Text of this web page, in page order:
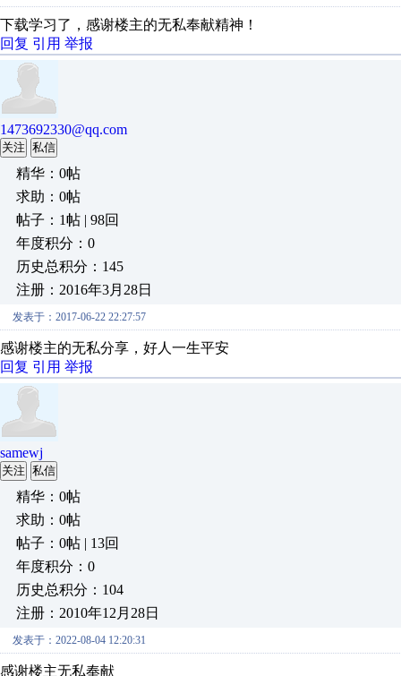
下载学习了，感谢楼主的无私奉献精神！
回复 引用 举报
1473692330@qq.com
关注 私信
精华：0帖
求助：0帖
帖子：1帖 | 98回
年度积分：0
历史总积分：145
注册：2016年3月28日
发表于：2017-06-22 22:27:57
感谢楼主的无私分享，好人一生平安
回复 引用 举报
samewj
关注 私信
精华：0帖
求助：0帖
帖子：0帖 | 13回
年度积分：0
历史总积分：104
注册：2010年12月28日
发表于：2022-08-04 12:20:31
感谢楼主无私奉献